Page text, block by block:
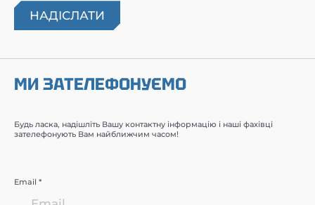
МИ ЗАТЕЛЕФОНУЄМО
Будь ласка, надішліть Вашу контактну інформацію і наші фахівці
зателефонують Вам найближчим часом!
Email *